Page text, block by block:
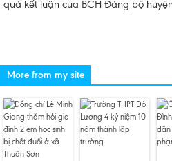
quả kết luận của BCH Đảng bộ
More from my site